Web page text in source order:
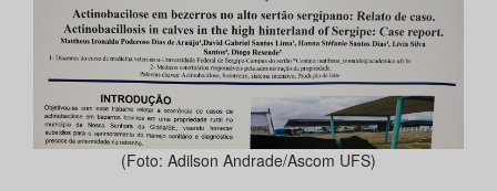
(Foto: Adilson Andrade/Ascom UFS)